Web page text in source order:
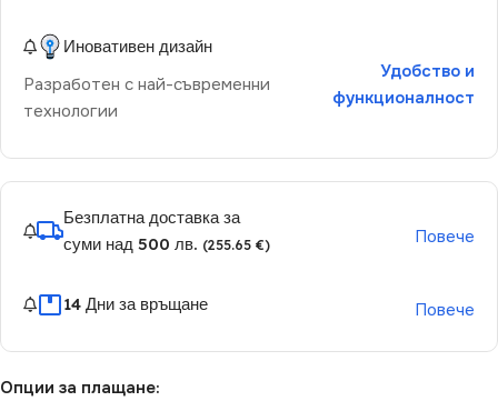
Иновативен дизайн
Разработен с най-съвременни
технологии
Удобство и
функционалност
Безплатна доставка за
суми над 500 лв. (255.65 €) Повече
14 Дни за връщане Повече
Опции за плащане: